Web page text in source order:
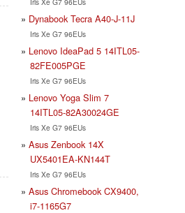
Dynabook Tecra A40-J-11J
Iris Xe G7 96EUs
Lenovo IdeaPad 5 14ITL05-
82FE005PGE
Iris Xe G7 96EUs
Lenovo Yoga Slim 7
14ITL05-82A30024GE
Iris Xe G7 96EUs
Asus Zenbook 14X
UX5401EA-KN144T
Iris Xe G7 96EUs
Asus Chromebook CX9400,
i7-1165G7